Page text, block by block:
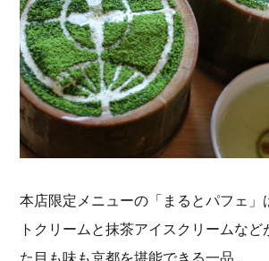
本店限定メニューの「まるとパフェ」
トクリームと抹茶アイスクリームなど
た目も味も京都を堪能できる一品。